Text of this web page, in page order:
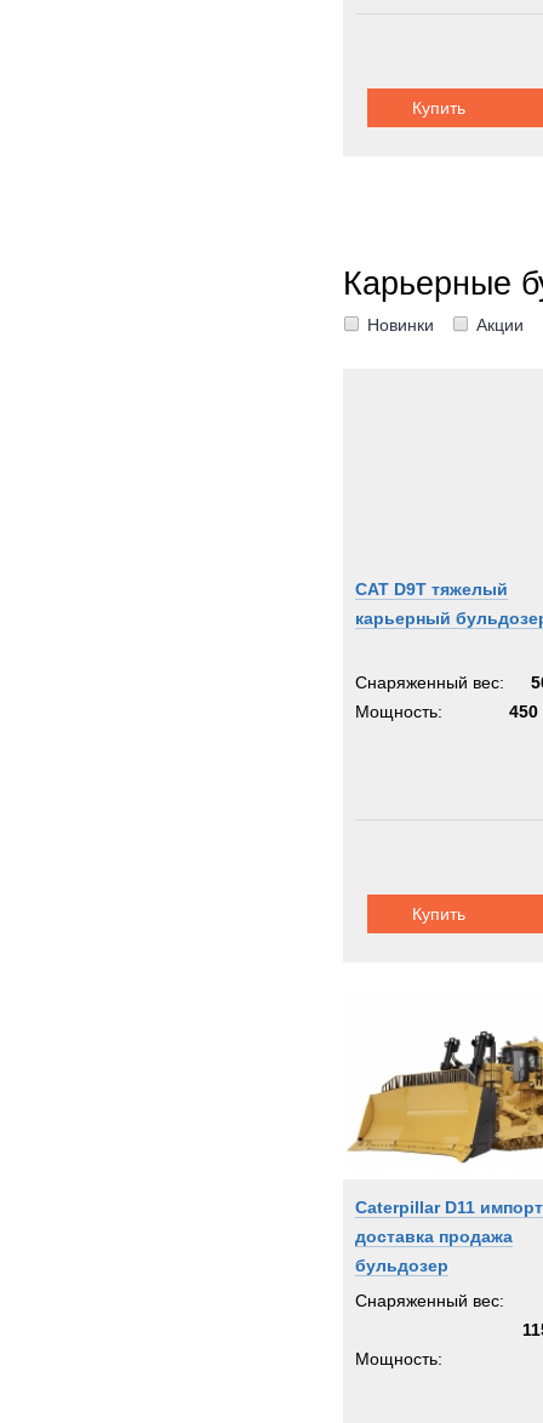
Купить
Карьерные
Новинки Акции
CAT D9T тяжелый
карьерный
Снаряженный вес:
Мощность:
450
Купить
Caterpillar D11 импорт
доставка продажа
бульдозер
Снаряженный вес:
Мощность: